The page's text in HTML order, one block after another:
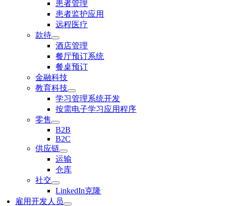
患者管理
患者监护应用
远程医疗
款待
酒店管理
餐厅预订系统
餐桌预订
金融科技
教育科技
学习管理系统开发
按需电子学习应用程序
零售
B2B
B2C
供应链
运输
仓库
社交
LinkedIn克隆
雇用开发人员